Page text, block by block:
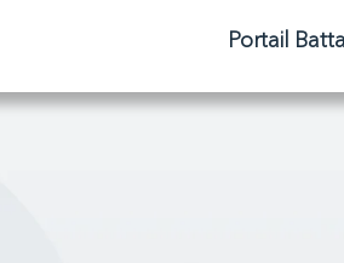
Portail